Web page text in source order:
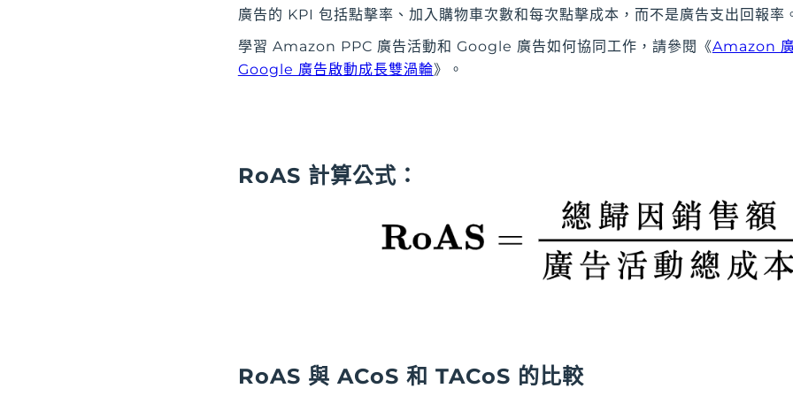
廣告的 KPI 包括點擊率、加入購物車次數和每次點擊成本，而不是廣告支出回報率
學習 Amazon PPC 廣告活動和 Google 廣告如何協同工作，請參閱《Amazon
Google 廣告啟動成長雙渦輪》。
RoAS 計算公式：
RoAS 與 ACoS 和 TACoS 的比較